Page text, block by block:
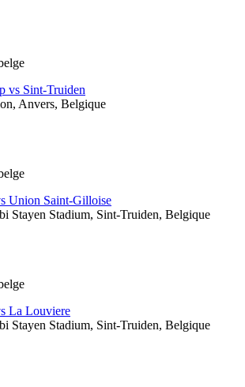
vs Sint-Truiden
, Anvers, Belgique
Union Saint-Gilloise
Stayen Stadium, Sint-Truiden, Belgique
La Louviere
Stayen Stadium, Sint-Truiden, Belgique